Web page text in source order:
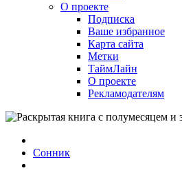
О проекте
Подписка
Ваше избранное
Карта сайта
Метки
ТаймЛайн
О проекте
Рекламодателям
Сонник